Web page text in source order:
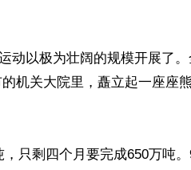
动以极为壮阔的规模开展了
机关大院里，矗立起一座座
只剩四个月要完成650万吨